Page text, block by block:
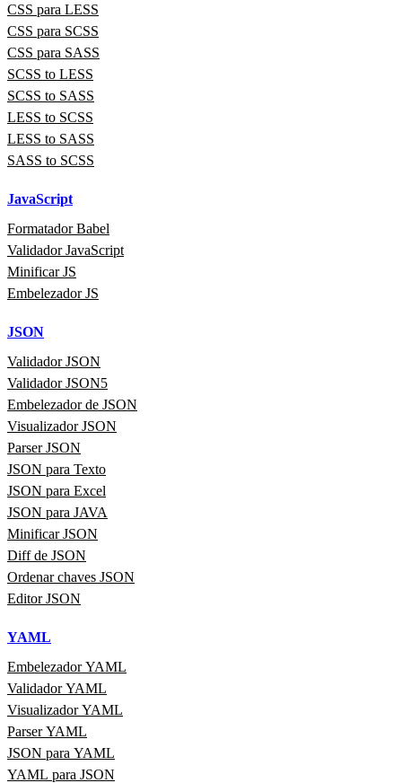
CSS para LESS
CSS para SCSS
CSS para SASS
SCSS to LESS
SCSS to SASS
LESS to SCSS
LESS to SASS
SASS to SCSS
JavaScript
Formatador Babel
Validador JavaScript
Minificar JS
Embelezador JS
JSON
Validador JSON
Validador JSON5
Embelezador de JSON
Visualizador JSON
Parser JSON
JSON para Texto
JSON para Excel
JSON para JAVA
Minificar JSON
Diff de JSON
Ordenar chaves JSON
Editor JSON
YAML
Embelezador YAML
Validador YAML
Visualizador YAML
Parser YAML
JSON para YAML
YAML para JSON